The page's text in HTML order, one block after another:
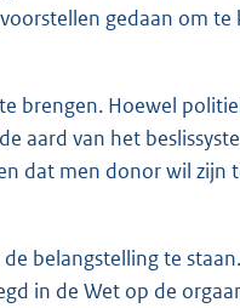
gedaan om
brengen. Hoewel
aard van het
dat men donor wil zijn
belangstelling te
in de Wet op de